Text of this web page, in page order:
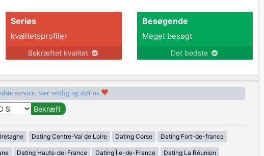
Seriøs
kvalitetsprofiler
Bekræftet kvalitet
Besøgende
Meget besøgt
Det bedste
service, vær venlig og støt os
Dating Centre-Val de Loire Dating Corse Dating Fort-de-france
Dating Hauts-de-France Dating Île-de-France Dating La Réunion